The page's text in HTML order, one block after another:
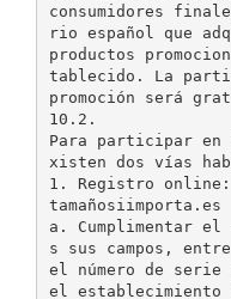
consumidores
rio español que
productos
tablecido. La
promoción será
10.2.
Para participar en
xisten dos vías
1. Registro online:
tamañosiimporta.es
a. Cumplimentar el
s sus campos,
el número de
el establecimiento